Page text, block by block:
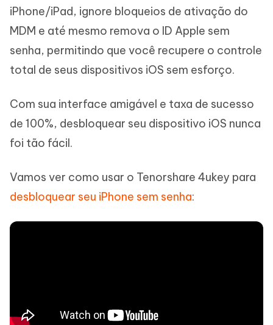
iPhone/iPad, ignore bloqueios de ativação do
MDM e até mesmo remova o ID Apple sem
senha, permitindo que você recupere o controle
total de seus dispositivos iOS sem esforço.
Com sua interface amigável e taxa de sucesso
de 100%, desbloquear seu dispositivo iOS nunca
foi tão fácil.
Vamos ver como usar o Tenorshare 4ukey para
desbloquear seu iPhone sem senha: